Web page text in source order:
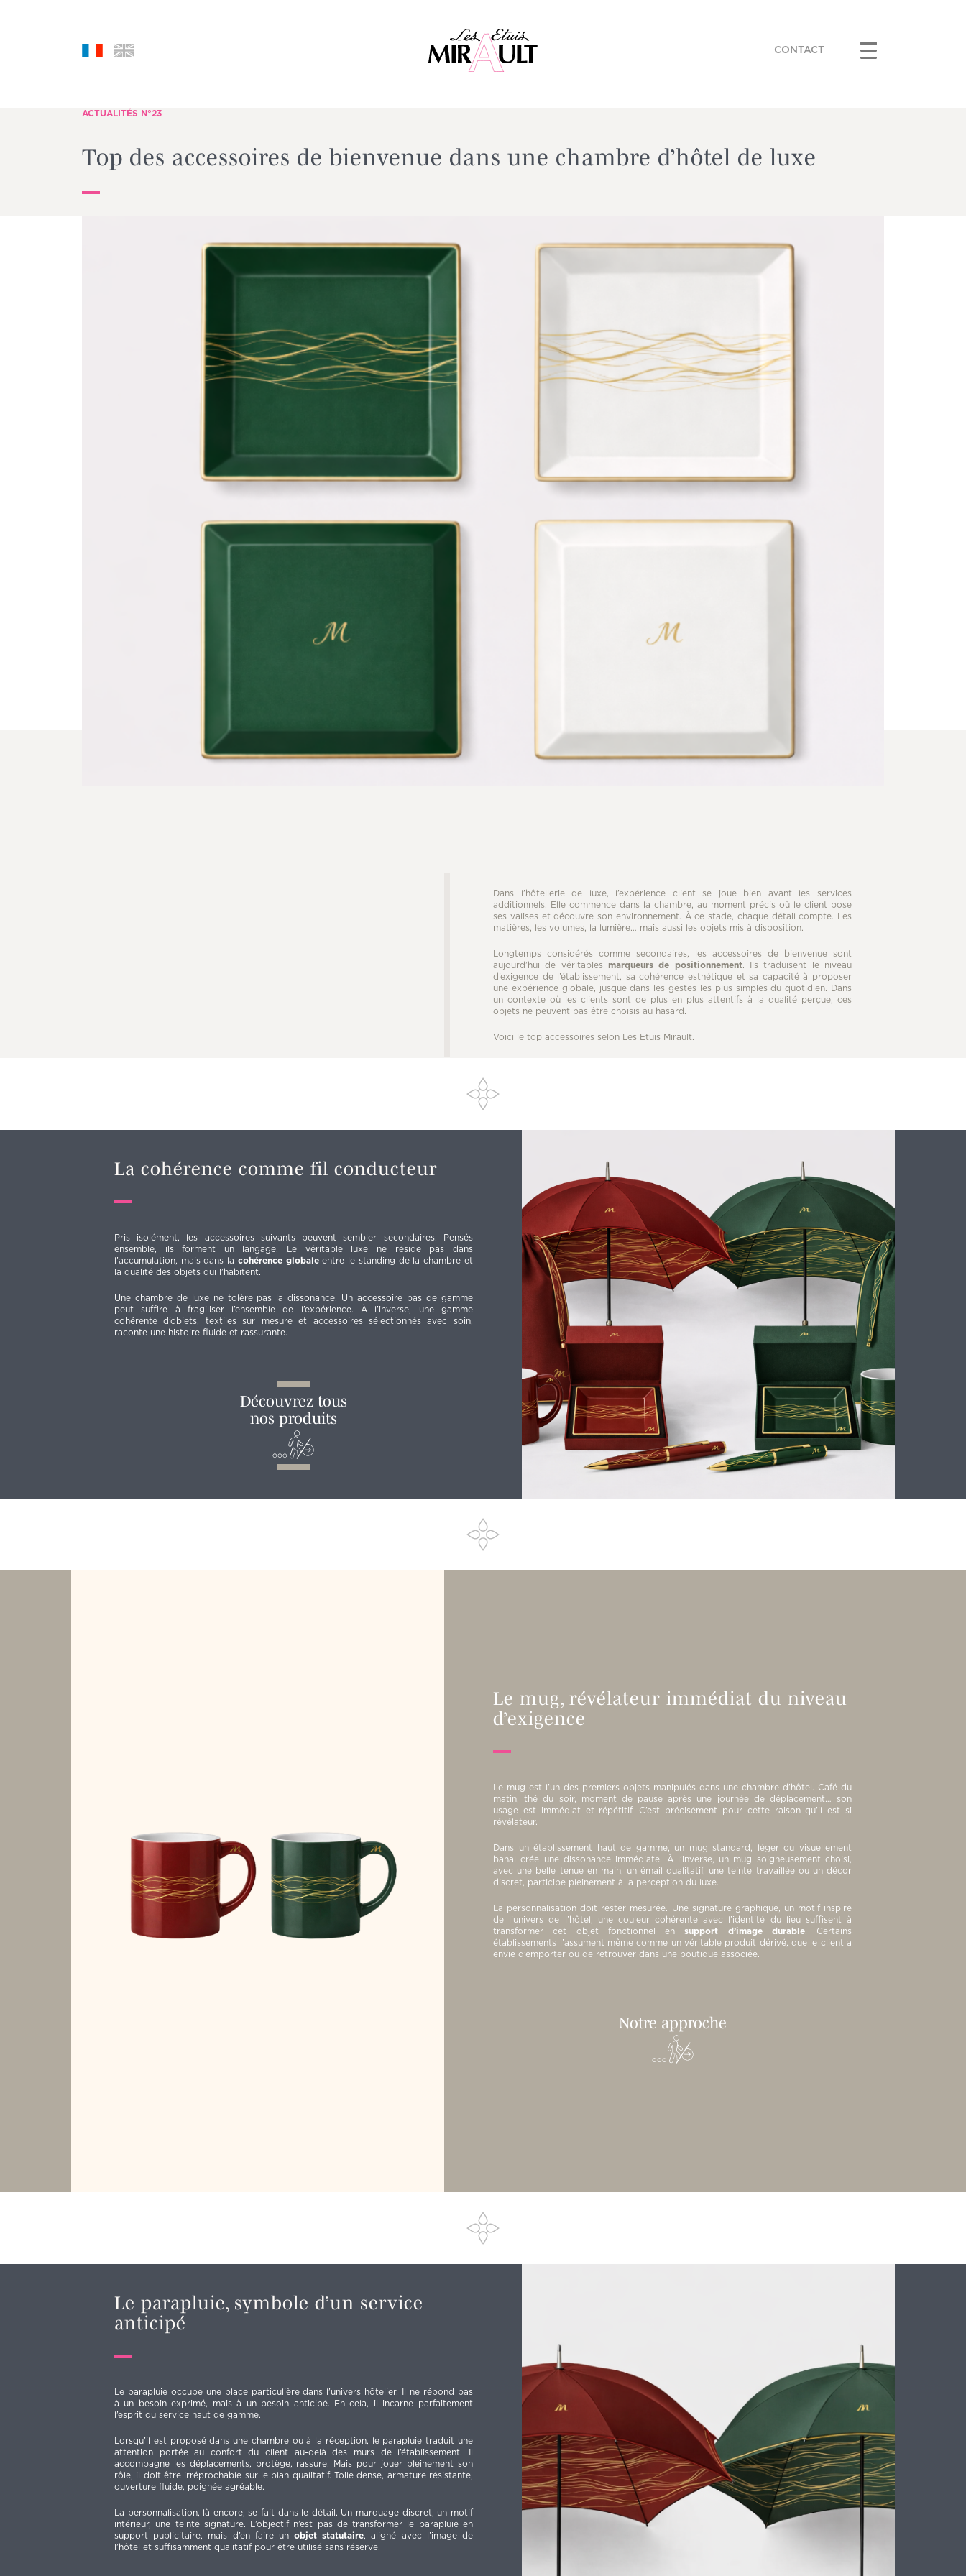
CONTACT
ACTUALITÉS N°23
Top des accessoires de bienvenue dans une chambre d’hôtel de luxe
Dans l’hôtellerie de luxe, l’expérience client se joue bien avant les services
additionnels. Elle commence dans la chambre, au moment précis où le client pose
ses valises et découvre son environnement. À ce stade, chaque détail compte. Les
matières, les volumes, la lumière… mais aussi les objets mis à disposition.
Longtemps considérés comme secondaires, les accessoires de bienvenue sont
aujourd’hui de véritables marqueurs de positionnement. Ils traduisent le niveau
d’exigence de l’établissement, sa cohérence esthétique et sa capacité à proposer
une expérience globale, jusque dans les gestes les plus simples du quotidien. Dans
un contexte où les clients sont de plus en plus attentifs à la qualité perçue, ces
objets ne peuvent pas être choisis au hasard.
Voici le top accessoires selon Les Etuis Mirault.
La cohérence comme fil conducteur
Pris isolément, les accessoires suivants peuvent sembler secondaires. Pensés
ensemble, ils forment un langage. Le véritable luxe ne réside pas dans
l’accumulation, mais dans la cohérence globaleentre le standing de la chambre et
la qualité des objets qui l’habitent.
Une chambre de luxe ne tolère pas la dissonance. Un accessoire bas de gamme
peut suffire à fragiliser l’ensemble de l’expérience. À l’inverse, une gamme
cohérente d’objets, textiles sur mesure et accessoires sélectionnés avec soin,
raconte une histoire fluide et rassurante.
Découvrez tous
nos produits
Le mug, révélateur immédiat du niveau
d’exigence
Le mug est l’un des premiers objets manipulés dans une chambre d’hôtel. Café du
matin, thé du soir, moment de pause après une journée de déplacement… son
usage est immédiat et répétitif. C’est précisément pour cette raison qu’il est si
révélateur.
Dans un établissement haut de gamme, un mug standard, léger ou visuellement
banal crée une dissonance immédiate. À l’inverse, un mug soigneusement choisi,
avec une belle tenue en main, un émail qualitatif, une teinte travaillée ou un décor
discret, participe pleinement à la perception du luxe.
La personnalisation doit rester mesurée. Une signature graphique, un motif inspiré
de l’univers de l’hôtel, une couleur cohérente avec l’identité du lieu suffisent à
transformer cet objet fonctionnel ensupport d’image durable. Certains
établissements l’assument même comme un véritable produit dérivé, que le client a
envie d’emporter ou de retrouver dans une boutique associée.
Notre approche
Le parapluie, symbole d’un service
anticipé
Le parapluie occupe une place particulière dans l’univers hôtelier. Il ne répond pas
à un besoin exprimé, mais à un besoin anticipé. En cela, il incarne parfaitement
l’esprit du service haut de gamme.
Lorsqu’il est proposé dans une chambre ou à la réception, le parapluie traduit une
attention portée au confort du client au-delà des murs de l’établissement. Il
accompagne les déplacements, protège, rassure. Mais pour jouer pleinement son
rôle, il doit être irréprochable sur le plan qualitatif. Toile dense, armature résistante,
ouverture fluide, poignée agréable.
La personnalisation, là encore, se fait dans le détail. Un marquage discret, un motif
intérieur, une teinte signature. L’objectif n’est pas de transformer le parapluie en
support publicitaire, mais d’en faire unobjet statutaire, aligné avec l’image de
l’hôtel et suffisamment qualitatif pour être utilisé sans réserve.